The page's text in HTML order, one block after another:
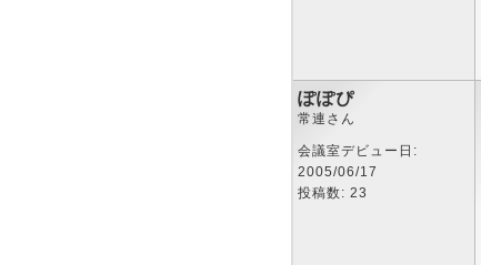
ぽぽぴ
常連さん
会議室デビュー日:
2005/06/17
投稿数: 23